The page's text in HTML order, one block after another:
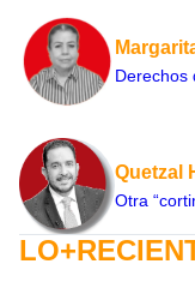
Derechos
Quetzal
Otra